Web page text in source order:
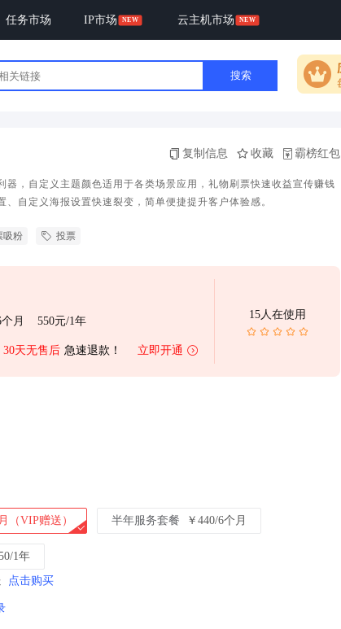
任务市场 IP市场 云主机市场
搜索
复制信息 收藏 霸榜红包
器，自定义主题颜色适用于各类场景应用，礼物刷票快速收益宣传赚钱
、自定义海报设置快速裂变，简单便捷提升客户体验感。
吸粉 投票
月 550元/1年
30天无售后 急速退款！ 立即开通
15人在使用
（VIP赠送） 半年服务套餐 ￥440/6个月
1年
点击购买